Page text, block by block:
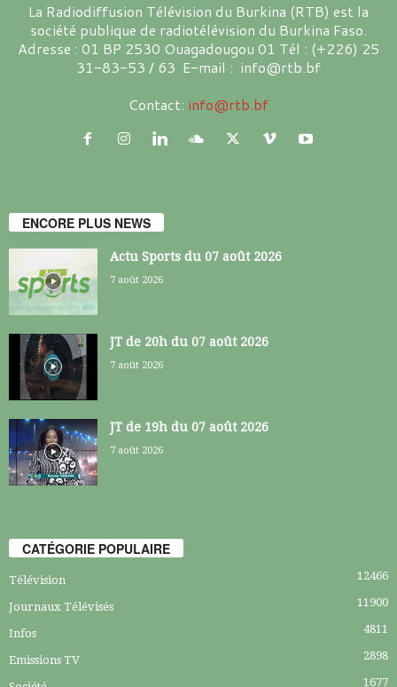
La Radiodiffusion Télévision du Burkina (RTB) est la
société publique de radiotélévision du Burkina Faso.
Adresse : 01 BP 2530 Ouagadougou 01 Tél : (+226) 25
31-83-53 / 63 E-mail : info@rtb.bf
Contact: info@rtb.bf
ENCORE PLUS NEWS
Actu Sports du 07 août 2026
7 août 2026
JT de 20h du 07 août 2026
7 août 2026
JT de 19h du 07 août 2026
7 août 2026
CATÉGORIE POPULAIRE
Télévision 12466
Journaux Télévisés 11900
Infos 4811
Emissions TV 2898
1677